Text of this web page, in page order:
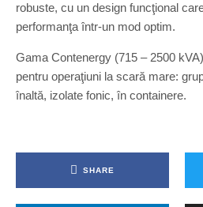
robuste, cu un design funcţional
performanţa într-un mod optim.
Gama Contenergy (715 – 2500
pentru operaţiuni la scară mare:
înaltă, izolate fonic, în containere.
SHARE